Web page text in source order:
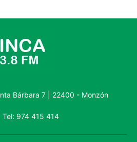
Bárbara 7 | 22400 - Monzón
974 415 414